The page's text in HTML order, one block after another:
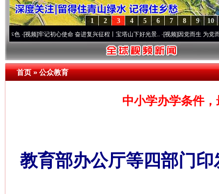
10
9
8
7
6
5
4
3
2
1
牢记初心使命 奋进复兴征程丨宝塔山下好光景..·[视频]因党而生 为党而战——百
首页»公众教育
中小学办学条件
教育部办公厅等四部门